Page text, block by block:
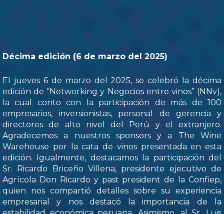
Décima edición (6 de marzo del 2025)
El jueves 6 de marzo del 2025, se celebró la décima
edición de “Networking y Negocios entre vinos” (NNv),
la cual conto con la participación de más de 100
empresarios, inversionistas, personal de gerencia y
directores de alto nivel del Perú y el extranjero.
Agradecemos a nuestros sponsors y a The Wine
Warehouse por la cata de vinos presentada en esta
edición. Igualmente, destacamos la participación del
Sr. Ricardo Briceño Villena, presidente ejecutivo de
Agrícola Don Ricardo y past president de la Confiep,
quien nos compartió detalles sobre su experiencia
empresarial y nos destacó la importancia de la